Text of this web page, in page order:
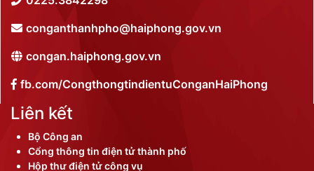
conganthanhpho@haiphong.gov.vn
congan.haiphong.gov.vn
fb.com/CongthongtindientuConganHaiPhong
Liên kết
Bộ Công an
Cổng thông tin điện tử thành phố
Hộp thư điện tử công vụ